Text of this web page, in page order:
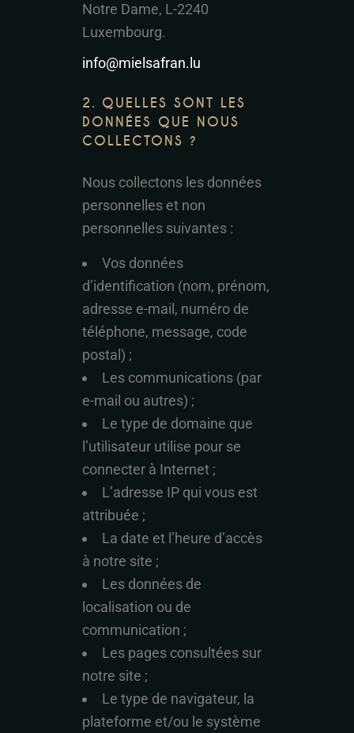
Notre Dame, L-2240
Luxembourg.
info@mielsafran.lu
2. QUELLES SONT LES
DONNÉES QUE NOUS
COLLECTONS ?
Nous collectons les données
personnelles et non
personnelles suivantes :
Vos données
d’identification (nom, prénom,
adresse e-mail, numéro de
téléphone, message, code
postal) ;
Les communications (par
e-mail ou autres) ;
Le type de domaine que
l’utilisateur utilise pour se
connecter à Internet ;
L’adresse IP qui vous est
attribuée ;
La date et l’heure d’accès
à notre site ;
Les données de
localisation ou de
communication ;
Les pages consultées sur
notre site ;
Le type de navigateur, la
plateforme et/ou le système